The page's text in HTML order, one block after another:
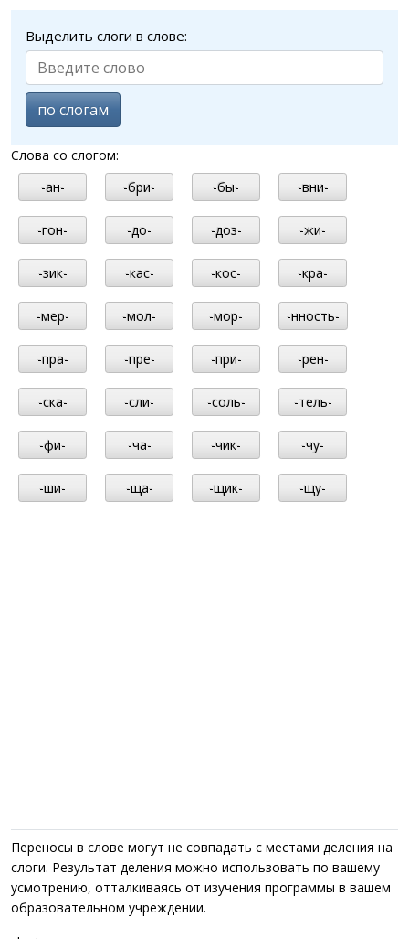
Выделить слоги в слове:
по слогам
Слова со слогом:
-ан-
-бри- -бы- -вни-
-гон- -до- -доз- -жи-
-зик- -кас- -кос- -кра-
-мер- -мол- -мор- -нность-
-пра- -пре- -при- -рен-
-ска- -сли- -соль- -тель-
-фи- -ча- -чик- -чу-
-ши- -ща- -щик- -щу-
Переносы в слове могут не совпадать с местами деления на
слоги. Результат деления можно использовать по вашему
усмотрению, отталкиваясь от изучения программы в вашем
образовательном учреждении.